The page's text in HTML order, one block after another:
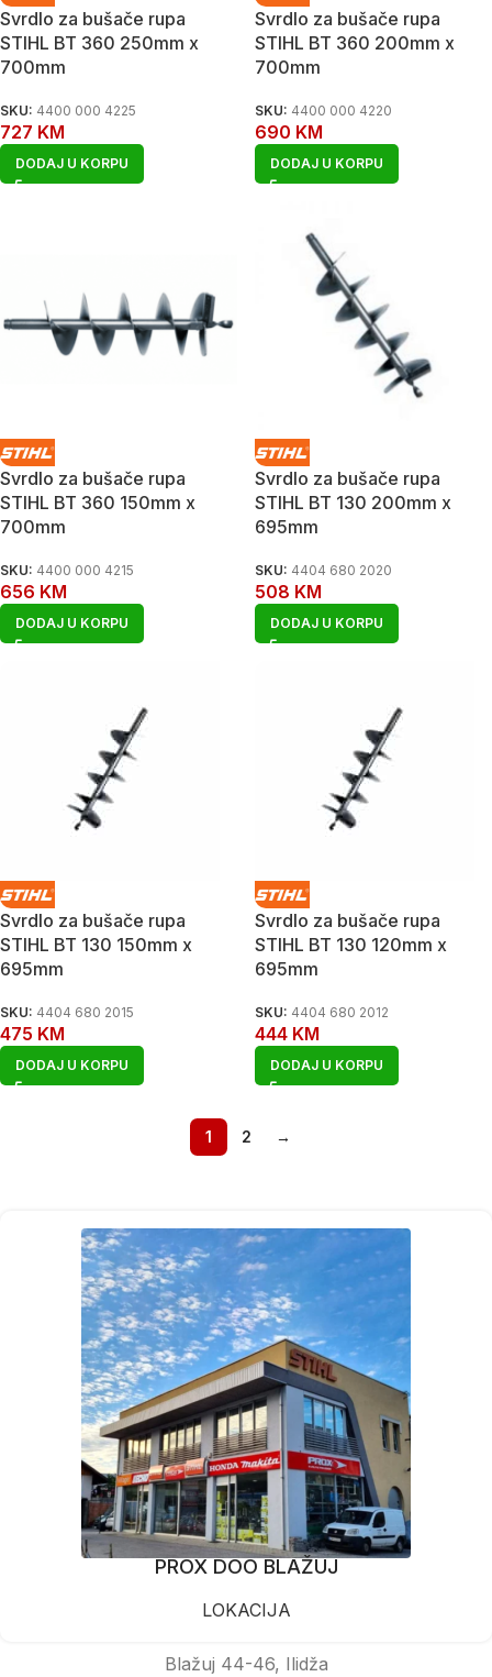
Svrdlo za bušače rupa
STIHL BT 360 250mm x
700mm
SKU: 4400 000 4225
727 KM
DODAJ U KORPU
Svrdlo za bušače rupa
STIHL BT 360 200mm x
700mm
SKU: 4400 000 4220
690 KM
DODAJ U KORPU
Svrdlo za bušače rupa
STIHL BT 360 150mm x
700mm
SKU: 4400 000 4215
656 KM
DODAJ U KORPU
Svrdlo za bušače rupa
STIHL BT 130 200mm x
695mm
SKU: 4404 680 2020
508 KM
DODAJ U KORPU
Svrdlo za bušače rupa
STIHL BT 130 150mm x
695mm
SKU: 4404 680 2015
475 KM
DODAJ U KORPU
Svrdlo za bušače rupa
STIHL BT 130 120mm x
695mm
SKU: 4404 680 2012
444 KM
DODAJ U KORPU
1 2 →
PROX DOO BLAŽUJ
LOKACIJA
Blažuj 44-46, Ilidža